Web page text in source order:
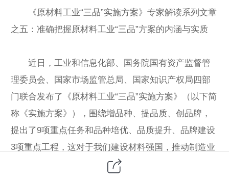
《原材料工业“三品”实施方案》专家解读系列文章
之五：准确把握原材料工业“三品”方案的内涵与实质
近日，工业和信息化部、国务院国有资产监督管
理委员会、国家市场监管总局、国家知识产权局四部
门联合发布了《原材料工业“三品”实施方案》（以下简
称《实施方案》），围绕增品种、提品质、创品牌，
提出了9项重点任务和品种培优、品质提升、品牌建设
3项重点工程，这对于我们建设材料强国，推动制造业
高质量发展具有重要指导意义。